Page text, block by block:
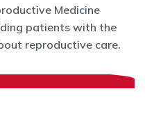
Medicine
patients with the
reproductive care.